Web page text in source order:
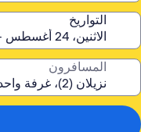
التواريخ
المسافرون